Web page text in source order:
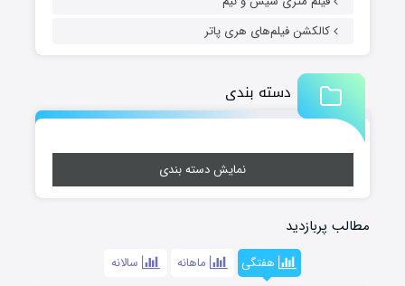
کالکشن فیلم‌های هری پاتر
دسته بندی
نمایش دسته بندی
مطالب پربازدید
هفتگی ماهانه سالانه